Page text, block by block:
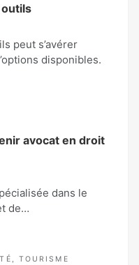
peut s’avérer
disponibles.
avocat en droit
dans le
de…
, TOURISME